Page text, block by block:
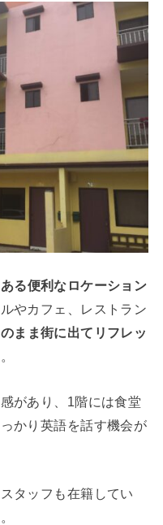
る便利なロケーション
やカフェ、レストラン
まま街に出てリフレッ
があり、1階には食堂
かり英語を話す機会が
タッフも在籍してい